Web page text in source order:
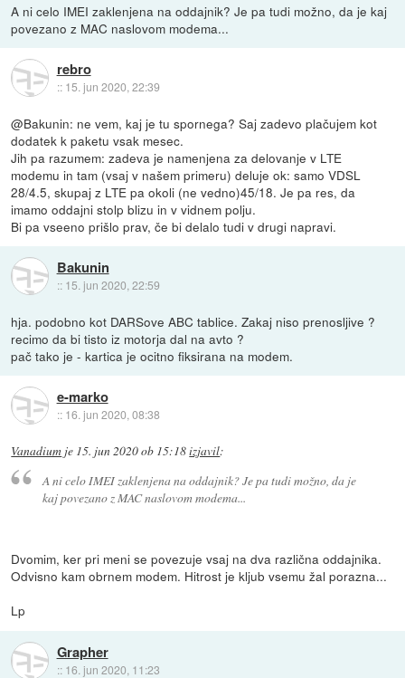
A ni celo IMEI zaklenjena na oddajnik? Je pa tudi možno, da je kaj
povezano z MAC naslovom modema...
rebro
:: 15. jun 2020, 22:39
@Bakunin: ne vem, kaj je tu spornega? Saj zadevo plačujem kot
dodatek k paketu vsak mesec.
Jih pa razumem: zadeva je namenjena za delovanje v LTE
modemu in tam (vsaj v našem primeru) deluje ok: samo VDSL
28/4.5, skupaj z LTE pa okoli (ne vedno)45/18. Je pa res, da
imamo oddajni stolp blizu in v vidnem polju.
Bi pa vseeno prišlo prav, če bi delalo tudi v drugi napravi.
Bakunin
:: 15. jun 2020, 22:59
hja. podobno kot DARSove ABC tablice. Zakaj niso prenosljive ?
recimo da bi tisto iz motorja dal na avto ?
pač tako je - kartica je ocitno fiksirana na modem.
e-marko
:: 16. jun 2020, 08:38
Vanadium je 15. jun 2020 ob 15:18izjavil:
A ni celo IMEI zaklenjena na oddajnik? Je pa tudi možno, da je
kaj povezano z MAC naslovom modema...
Dvomim, ker pri meni se povezuje vsaj na dva različna oddajnika.
Odvisno kam obrnem modem. Hitrost je kljub vsemu žal porazna...
Lp
Grapher
:: 16. jun 2020, 11:23